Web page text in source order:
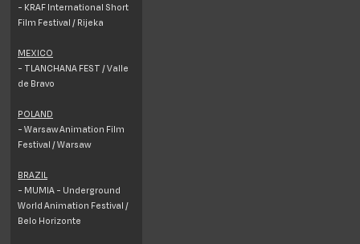
- KRAF International Short
Film Festival / Rijeka
MEXICO
- TLANCHANA FEST / Valle
de Bravo
POLAND
- Warsaw Animation Film
Festival / Warsaw
BRAZIL
- MUMIA - Underground
World Animation Festival /
Belo Horizonte